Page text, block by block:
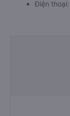
Điện thoại: